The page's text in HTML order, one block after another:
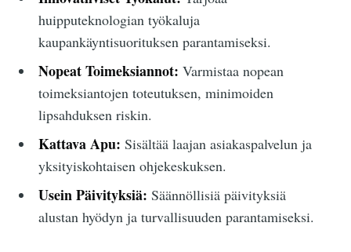
huipputeknologian työkaluja
kaupankäyntisuorituksen parantamiseksi.
Nopeat Toimeksiannot: Varmistaa nopean
toimeksiantojen toteutuksen, minimoiden
lipsahduksen riskin.
Kattava Apu: Sisältää laajan asiakaspalvelun ja
yksityiskohtaisen ohjekeskuksen.
Usein Päivityksiä: Säännöllisiä päivityksiä
alustan hyödyn ja turvallisuuden parantamiseksi.